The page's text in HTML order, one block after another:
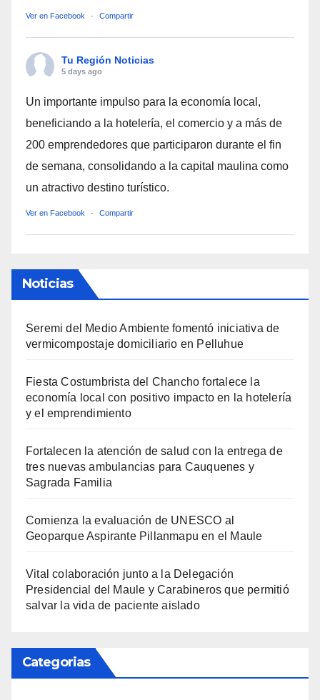
Ver en Facebook · Compartir
Tu Región Noticias
5 days ago
Un importante impulso para la economía local,
beneficiando a la hotelería, el comercio y a más de
200 emprendedores que participaron durante el fin
de semana, consolidando a la capital maulina como
un atractivo destino turístico.
Ver en Facebook · Compartir
Noticias
Seremi del Medio Ambiente fomentó iniciativa de
vermicompostaje domiciliario en Pelluhue
Fiesta Costumbrista del Chancho fortalece la
economía local con positivo impacto en la hotelería
y el emprendimiento
Fortalecen la atención de salud con la entrega de
tres nuevas ambulancias para Cauquenes y
Sagrada Familia
Comienza la evaluación de UNESCO al
Geoparque Aspirante Pillanmapu en el Maule
Vital colaboración junto a la Delegación
Presidencial del Maule y Carabineros que permitió
salvar la vida de paciente aislado
Categorias